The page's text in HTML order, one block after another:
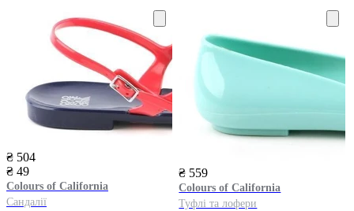
₴ 504
₴ 49
Colours of California
Сандалії
₴ 559
Colours of California
Туфлі та лофери